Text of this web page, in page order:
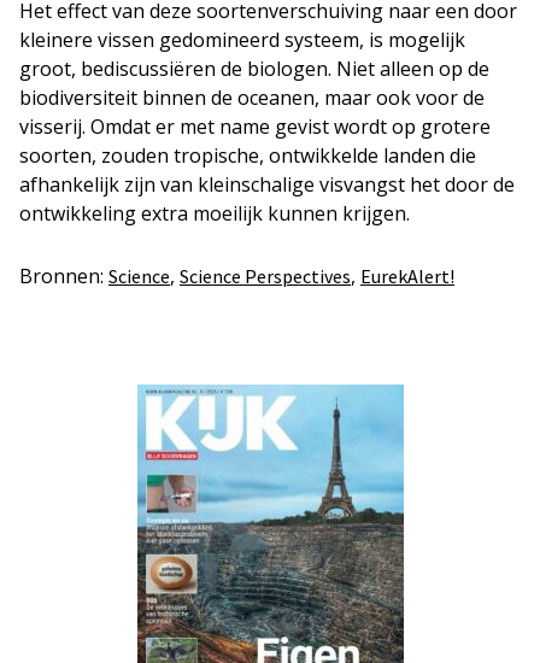
Het effect van deze soortenverschuiving naar een door
kleinere vissen gedomineerd systeem, is mogelijk
groot, bediscussiëren de biologen. Niet alleen op de
biodiversiteit binnen de oceanen, maar ook voor de
visserij. Omdat er met name gevist wordt op grotere
soorten, zouden tropische, ontwikkelde landen die
afhankelijk zijn van kleinschalige visvangst het door de
ontwikkeling extra moeilijk kunnen krijgen.
Bronnen: Science, Science Perspectives, EurekAlert!